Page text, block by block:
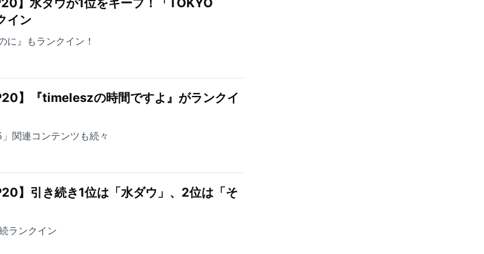
イン
に』もランクイン！
】『timeleszの時間ですよ』がランクイ
関連コンテンツも続々
】引き続き1位は「水ダウ」、2位は「そ
ランクイン